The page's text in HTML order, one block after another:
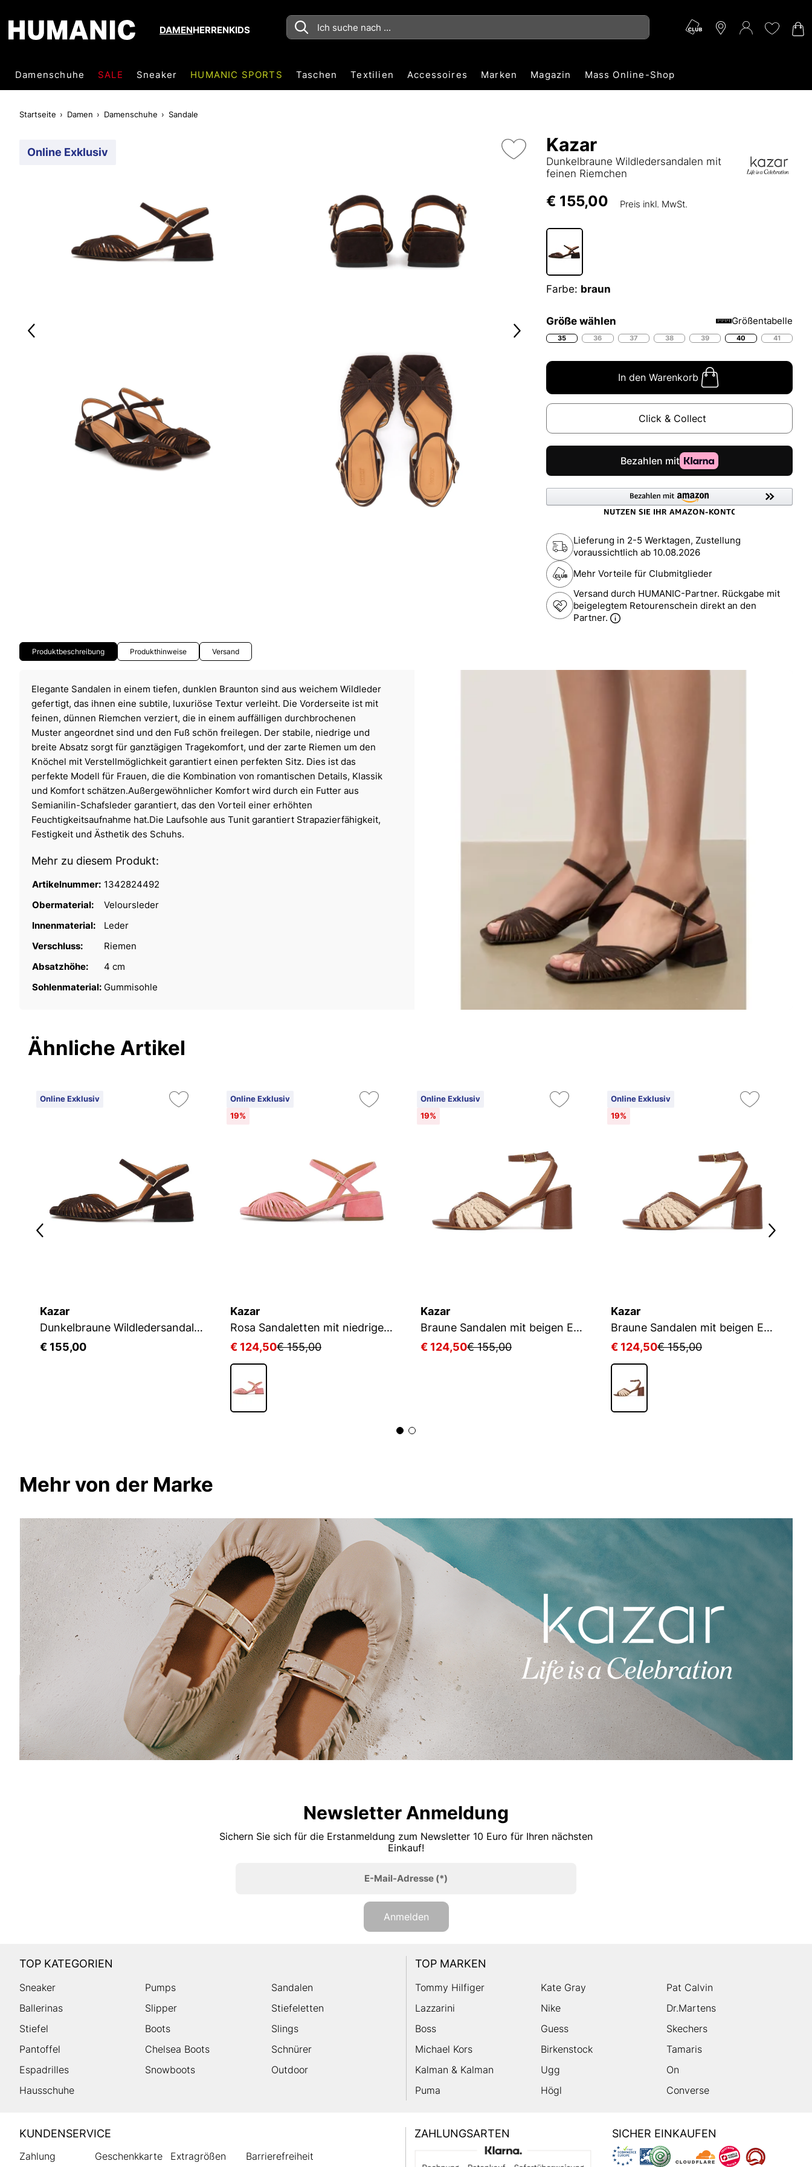
DAMENHERRENKIDS
Damenschuhe SALE Sneaker HUMANIC SPORTS Taschen Textilien Accessoires Marken Magazin Mass Online-Shop
Startseite Damen Damenschuhe Sandale
Online Exklusiv Kazar
Dunkelbraune Wildledersandalen mit
feinen Riemchen
€ 155,00 Preis inkl. MwSt.
Farbe: braun
Größe wählen Größentabelle
35 36 37 38 39 40 41
In den Warenkorb
Click & Collect
Lieferung in 2-5 Werktagen, Zustellung
voraussichtlich ab 10.08.2026
Mehr Vorteile für Clubmitglieder
Versand durch HUMANIC-Partner. Rückgabe mit
beigelegtem Retourenschein direkt an den
Partner.
Produktbeschreibung Produkthinweise Versand
Elegante Sandalen in einem tiefen, dunklen Braunton sind aus weichem Wildleder
gefertigt, das ihnen eine subtile, luxuriöse Textur verleiht. Die Vorderseite ist mit
feinen, dünnen Riemchen verziert, die in einem auffälligen durchbrochenen
Muster angeordnet sind und den Fuß schön freilegen. Der stabile, niedrige und
breite Absatz sorgt für ganztägigen Tragekomfort, und der zarte Riemen um den
Knöchel mit Verstellmöglichkeit garantiert einen perfekten Sitz. Dies ist das
perfekte Modell für Frauen, die die Kombination von romantischen Details, Klassik
und Komfort schätzen.Außergewöhnlicher Komfort wird durch ein Futter aus
Semianilin-Schafsleder garantiert, das den Vorteil einer erhöhten
Feuchtigkeitsaufnahme hat.Die Laufsohle aus Tunit garantiert Strapazierfähigkeit,
Festigkeit und Ästhetik des Schuhs.
Mehr zu diesem Produkt:
Artikelnummer: 1342824492
Obermaterial:
Veloursleder
Innenmaterial:
Leder
Verschluss:
Riemen
Absatzhöhe:
4 cm
Sohlenmaterial: Gummisohle
Ähnliche Artikel
Online Exklusiv
Kazar
Dunkelbraune Wildledersandalen mit feinen Riemchen
€ 155,00
Online Exklusiv
19%
Kazar
Rosa Sandaletten mit niedrigen Absätzen
€ 124,50€ 155,00
Online Exklusiv
19%
Kazar
Braune Sandalen mit beigen Elementen
€ 124,50€ 155,00
Online Exklusiv
19%
Kazar
Braune Sandalen mit beigen Elementen
€ 124,50€ 155,00
Mehr von der Marke
Newsletter Anmeldung
Sichern Sie sich für die Erstanmeldung zum Newsletter 10 Euro für Ihren nächsten
Einkauf!
E-Mail-Adresse(*)
Anmelden
TOP KATEGORIEN
Sneaker Pumps
Sandalen
Ballerinas
Slipper
Stiefeletten
Stiefel
Boots
Slings
Pantoffel
Chelsea Boots
Schnürer
Espadrilles
Snowboots
Outdoor
Hausschuhe
TOP MARKEN
Tommy Hilfiger Kate Gray
Pat Calvin
Lazzarini
Nike
Dr.Martens
Boss
Guess
Skechers
Michael Kors
Birkenstock
Tamaris
Kalman & Kalman
Ugg
On
Puma
Högl Converse
HUMANIC
Footer
KUNDENSERVICE
Zahlung Geschenkkarte Extragrößen Barrierefreiheit
ZAHLUNGSARTEN SICHER EINKAUFEN